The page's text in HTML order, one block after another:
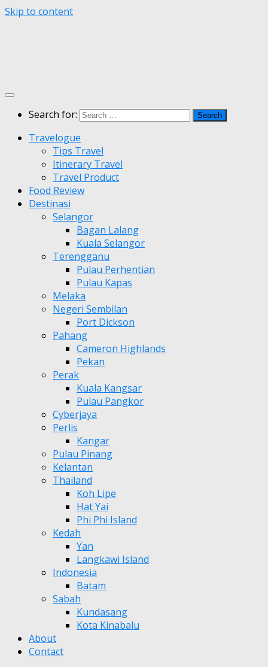
Skip to content
Search for:
Travelogue
Tips Travel
Itinerary Travel
Travel Product
Food Review
Destinasi
Selangor
Bagan Lalang
Kuala Selangor
Terengganu
Pulau Perhentian
Pulau Kapas
Melaka
Negeri Sembilan
Port Dickson
Pahang
Cameron Highlands
Pekan
Perak
Kuala Kangsar
Pulau Pangkor
Cyberjaya
Perlis
Kangar
Pulau Pinang
Kelantan
Thailand
Koh Lipe
Hat Yai
Phi Phi Island
Kedah
Yan
Langkawi Island
Indonesia
Batam
Sabah
Kundasang
Kota Kinabalu
About
Contact